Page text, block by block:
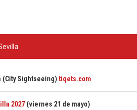
(City Sightseeing) tiqets.com
2027 (viernes 21 de mayo)